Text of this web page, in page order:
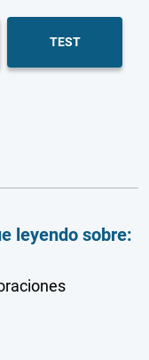
TEST
leyendo sobre: